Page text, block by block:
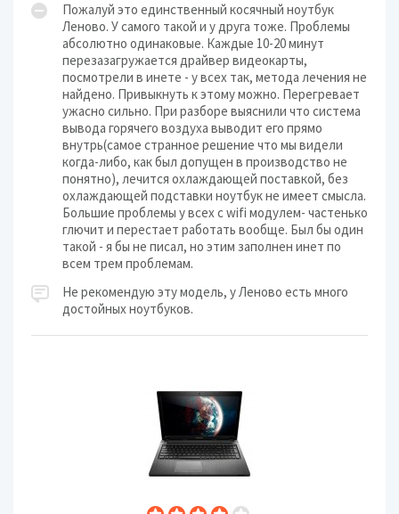
Пожалуй это единственный косячный ноутбук
Леново. У самого такой и у друга тоже. Проблемы
абсолютно одинаковые. Каждые 10-20 минут
перезазагружается драйвер видеокарты,
посмотрели в инете - у всех так, метода лечения не
найдено. Привыкнуть к этому можно. Перегревает
ужасно сильно. При разборе выяснили что система
вывода горячего воздуха выводит его прямо
внутрь(самое странное решение что мы видели
когда-либо, как был допущен в производство не
понятно), лечится охлаждающей поставкой, без
охлаждающей подставки ноутбук не имеет смысла.
Большие проблемы у всех с wifi модулем- частенько
глючит и перестает работать вообще. Был бы один
такой - я бы не писал, но этим заполнен инет по
всем трем проблемам.
Не рекомендую эту модель, у Леново есть много
достойных ноутбуков.